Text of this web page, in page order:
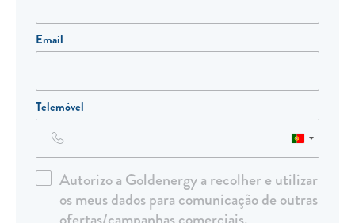
Email
Portugal
Telemóvel
Autorizo a Goldenergy a recolher e utilizar
os meus dados para comunicação de outras